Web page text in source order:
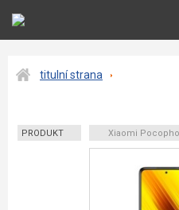
titulní strana
PRODUKT Xiaomi